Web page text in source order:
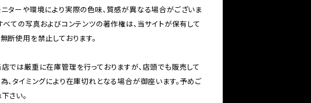
ターや環境により実際の色味、質感が異なる場合がございま
べての写真およびコンテンツの著作権は、当サイトが保有して
断使用を禁止しております。
では厳重に在庫管理を行っておりますが、店頭でも販売して
、タイミングにより在庫切れとなる場合が御座います。予めご
さい。